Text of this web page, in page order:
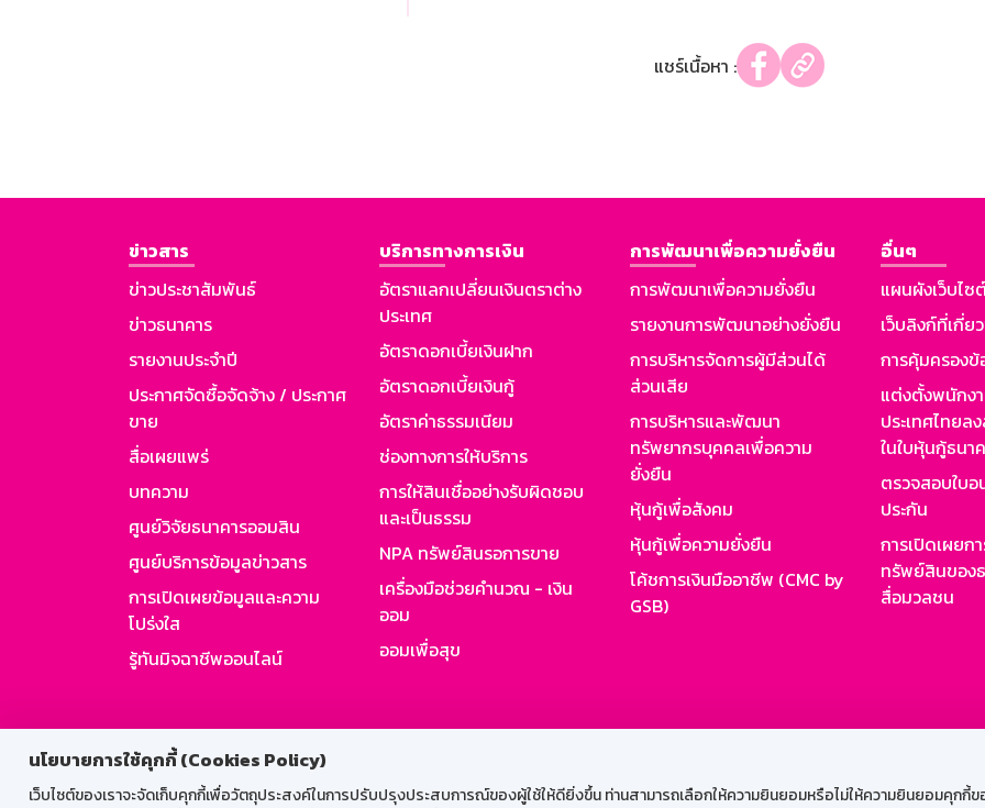
นโยบายการใช้คุกกี้ (Cookies Policy)
เว็บไซต์ของเราจะจัดเก็บคุกกี้เพื่อวัตถุประสงค์ในการปรับปรุงประสบการณ์ของผู้ใช้ให้ดียิ่งขึ้น ท่านสามารถเลือกให้ความยินยอมหรือไม่ให้ความยินยอมคุกกี้ข
แชร์เนื้อหา :
ข่าวสาร
ข่าวประชาสัมพันธ์
ข่าวธนาคาร
รายงานประจำปี
ประกาศจัดซื้อจัดจ้าง / ประกาศ
ขาย
สื่อเผยแพร่
บทความ
ศูนย์วิจัยธนาคารออมสิน
ศูนย์บริการข้อมูลข่าวสาร
การเปิดเผยข้อมูลและความ
โปร่งใส
รู้ทันมิจฉาชีพออนไลน์
บริการทางการเงิน
อัตราแลกเปลี่ยนเงินตราต่าง
ประเทศ
อัตราดอกเบี้ยเงินฝาก
อัตราดอกเบี้ยเงินกู้
อัตราค่าธรรมเนียม
ช่องทางการให้บริการ
การให้สินเชื่ออย่างรับผิดชอบ
และเป็นธรรม
NPA ทรัพย์สินรอการขาย
เครื่องมือช่วยคำนวณ - เงิน
ออม
ออมเพื่อสุข
การพัฒนาเพื่อความยั่งยืน
การพัฒนาเพื่อความยั่งยืน
รายงานการพัฒนาอย่างยั่งยืน
การบริหารจัดการผู้มีส่วนได้
ส่วนเสีย
การบริหารและพัฒนา
ทรัพยากรบุคคลเพื่อความ
ยั่งยืน
หุ้นกู้เพื่อสังคม
หุ้นกู้เพื่อความยั่งยืน
โค้ชการเงินมืออาชีพ (CMC by
GSB)
อื่นๆ
แผนผังเว็บไซ
เว็บลิงก์ที่เกี่ย
การคุ้มครอง
แต่งตั้งพนักง
ประเทศไทยล
ในใบหุ้นกู้ธนา
ตรวจสอบใบ
ประกัน
การเปิดเผยก
ทรัพย์สินของ
สื่อมวลชน